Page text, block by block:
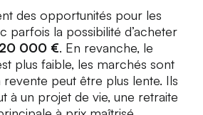
des opportunités pour les
parfois la possibilité d’acheter
000 €. En revanche, le
plus faible, les marchés sont
revente peut être plus lente. Ils
à un projet de vie, une retraite